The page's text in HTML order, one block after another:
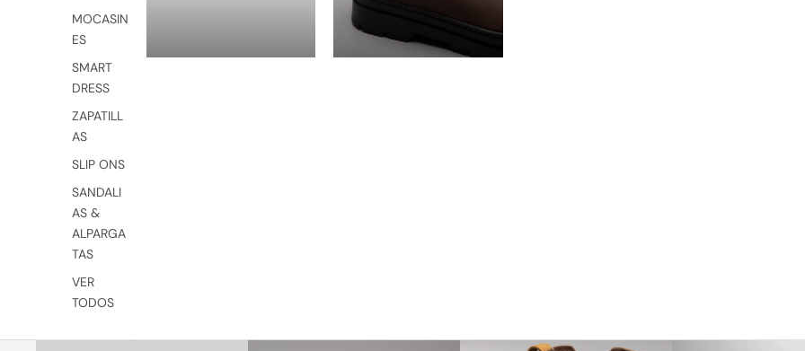
MOCASIN
ES
SMART
DRESS
ZAPATILL
AS
SLIP ONS
SANDALI
AS &
ALPARGA
TAS
VER
TODOS